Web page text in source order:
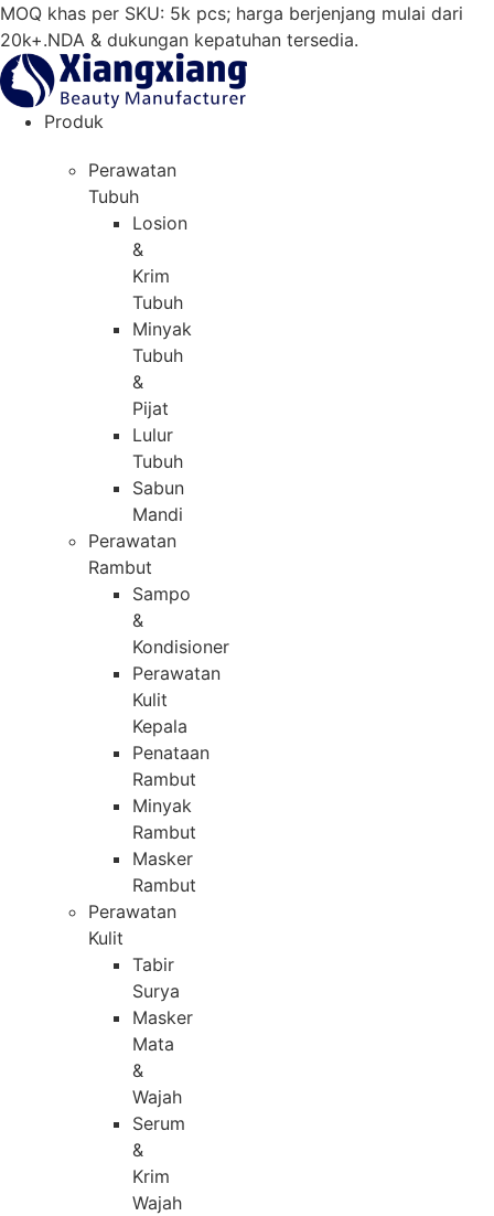
Loncat
ke
konten
MOQ khas per SKU: 5k pcs; harga berjenjang mulai dari
20k+.NDA & dukungan kepatuhan tersedia.
Produk
Perawatan
Tubuh
Losion
&
Krim
Tubuh
Minyak
Tubuh
&
Pijat
Lulur
Tubuh
Sabun
Mandi
Perawatan
Rambut
Sampo
&
Kondisioner
Perawatan
Kulit
Kepala
Penataan
Rambut
Minyak
Rambut
Masker
Rambut
Perawatan
Kulit
Tabir
Surya
Masker
Mata
&
Wajah
Serum
&
Krim
Wajah